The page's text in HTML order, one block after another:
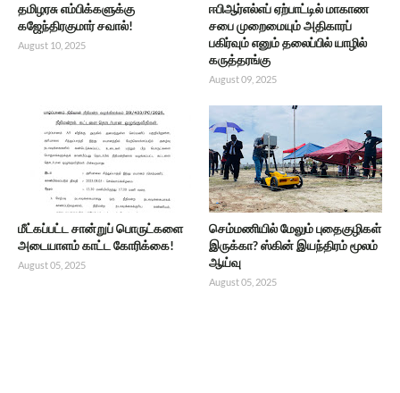
தமிழரசு எம்பிக்களுக்கு
கஜேந்திரகுமார் சவால்!
August 10, 2025
ஈபிஆர்எல்எப் ஏற்பாட்டில் மாகாண
சபை முறைமையும் அதிகாரப்
பகிர்வும் எனும் தலைப்பில் யாழில்
கருத்தரங்கு
August 09, 2025
மீட்கப்பட்ட சான்றுப் பொருட்களை
அடையாளம் காட்ட கோரிக்கை!
August 05, 2025
செம்மணியில் மேலும் புதைகுழிகள்
இருக்கா? ஸ்கின் இயந்திரம் மூலம்
ஆய்வு
August 05, 2025